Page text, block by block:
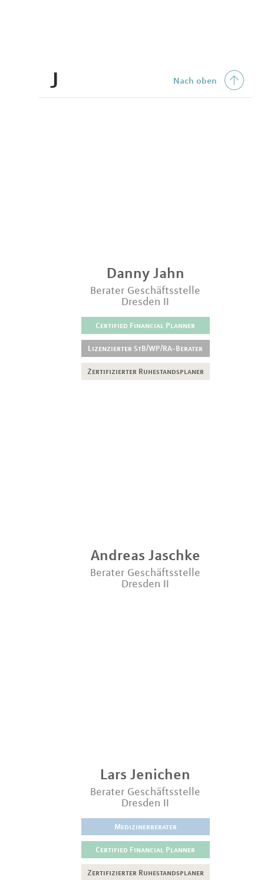
J
Danny Jahn
Berater Geschäftsstelle
Dresden II
Certified Financial Planner
Lizenzierter StB/WP/RA-Berater
Zertifizierter Ruhestandsplaner
Andreas Jaschke
Berater Geschäftsstelle
Dresden II
Lars Jenichen
Berater Geschäftsstelle
Dresden II
Medizinerberater
Certified Financial Planner
Zertifizierter Ruhestandsplaner
Nach oben